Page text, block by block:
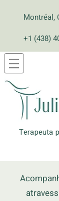
Montréal,
+1 (438)
Terapeuta